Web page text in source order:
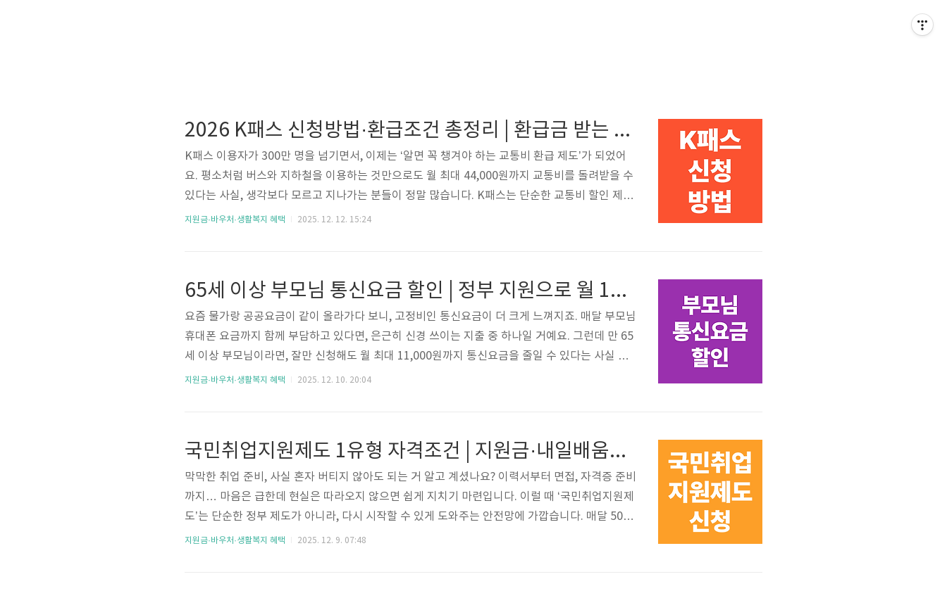
2026 K패스 신청방법·환급조건 총정리 | 환급금 받는 법부터 참여 지자체 확인까지
K패스 이용자가 300만 명을 넘기면서, 이제는 ‘알면 꼭 챙겨야 하는 교통비 환급 제도’가 되었어
요. 평소처럼 버스와 지하철을 이용하는 것만으로도 월 최대 44,000원까지 교통비를 돌려받을 수
있다는 사실, 생각보다 모르고 지나가는 분들이 정말 많습니다. K패스는 단순한 교통비 할인 제도
가 아니라, 월 이용 실적에 따라 환급금이 나중에 돌아오는 구조라는 점을 먼저 이해하는 것이 중
좋습니다. 아래에서 신청방법, 환급 조건, ..
지원금·바우처·생활복지 혜택 2025. 12. 12. 15:24
65세 이상 부모님 통신요금 할인 | 정부 지원으로 월 11,000원 아끼는 현실 신청 가이드
요즘 물가랑 공공요금이 같이 올라가다 보니, 고정비인 통신요금이 더 크게 느껴지죠. 매달 부모님
휴대폰 요금까지 함께 부담하고 있다면, 은근히 신경 쓰이는 지출 중 하나일 거예요. 그런데 만 65
세 이상 부모님이라면, 잘만 신청해도 월 최대 11,000원까지 통신요금을 줄일 수 있다는 사실 알
고 계셨나요? 제도는 있는데, “몰라서 못 받는 경우”가 정말 많습니다. 오늘은 부모님을 위해 꼭 챙
을 줄이기 위해 이동통..
지원금·바우처·생활복지 혜택 2025. 12. 10. 20:04
국민취업지원제도 1유형 자격조건 | 지원금·내일배움카드·신청방법 한 번에 정리
막막한 취업 준비, 사실 혼자 버티지 않아도 되는 거 알고 계셨나요? 이력서부터 면접, 자격증 준비
까지… 마음은 급한데 현실은 따라오지 않으면 쉽게 지치기 마련입니다. 이럴 때 ‘국민취업지원제
도’는 단순한 정부 제도가 아니라, 다시 시작할 수 있게 도와주는 안전망에 가깝습니다. 매달 50만
원씩 최대 6개월간 구직촉진수당을 받을 수 있고, 국민내일배움카드를 통해 훈련비 최대 500만
지원금·바우처·생활복지 혜택 2025. 12. 9. 07:48